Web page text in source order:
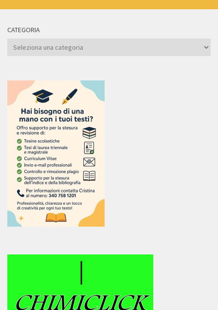
CATEGORIA
Categoria